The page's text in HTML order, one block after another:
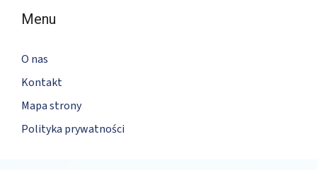
Menu
O nas
Kontakt
Mapa strony
Polityka prywatności